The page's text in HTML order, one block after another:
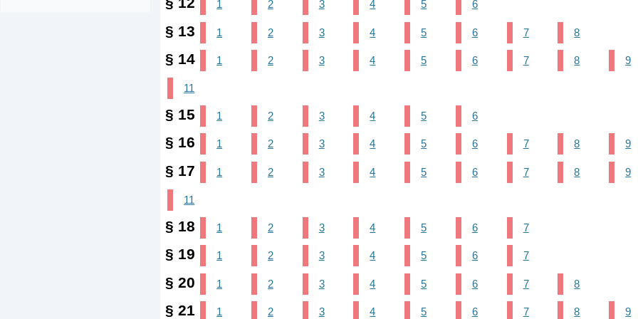
1 2 3 4 5 6
§ 13 1 2 3 4 5 6 7 8
§ 14 1 2 3 4 5 6 7 8 9
11
§ 15 1 2 3 4 5 6
§ 16 1 2 3 4 5 6 7 8 9
§ 17 1 2 3 4 5 6 7 8 9
11
§ 18 1 2 3 4 5 6 7
§ 19 1 2 3 4 5 6 7
§ 20 1 2 3 4 5 6 7 8
§ 21 1 2 3 4 5 6 7 8 9